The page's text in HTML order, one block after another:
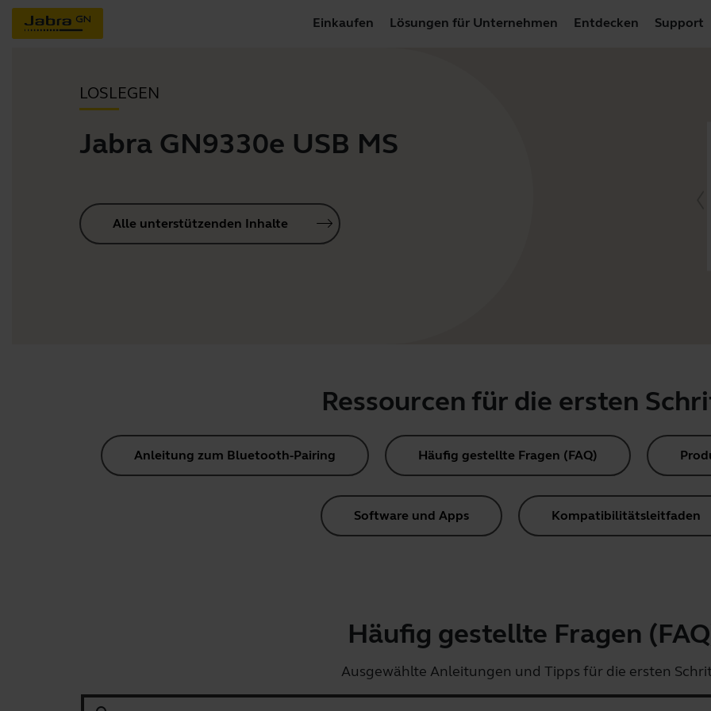
Einkaufen Lösungen für Unternehmen Entdecken Support
LOSLEGEN
Jabra GN9330e USB MS
Alle unterstützenden Inhalte
Ressourcen für die ersten
Anleitung zum Bluetooth-Pairing Häufig gestellte Fragen (FAQ)
Software und Apps Kompatibilitätsleitfaden
Häufig gestellte Fragen
Ausgewählte Anleitungen und Tipps für die ersten